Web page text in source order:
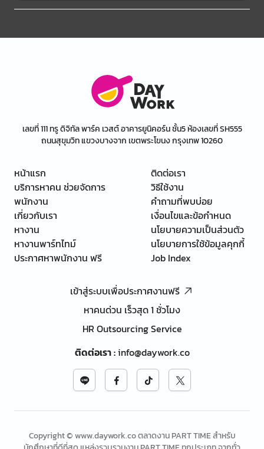
เลขที่ 111 ทรู ดิจิทัล พาร์ค เวสต์ อาคารยูนิคอร์น ชั้น5 ห้องเลขที่ SH555
ถนนสุขุมวิท แขวงบางจาก เขตพระโขนง กรุงเทพ 10260
หน้าแรก
บริการหาคน ช่วยจัดการ
พนักงาน
เกี่ยวกับเรา
หางาน
หางานพาร์ทไทม์
ประกาศหาพนักงาน ฟรี
ติดต่อเรา
วิธีใช้งาน
คำถามที่พบบ่อย
เงื่อนไขและข้อกำหนด
นโยบายความเป็นส่วนตัว
นโยบายการใช้ข้อมูลคุกกี้
Job Index
เข้าสู่ระบบเพื่อประกาศงานฟรี
หาคนด่วน เร็วสุด 1 ชั่วโมง
HR Outsourcing Service
ติดต่อเรา:info@daywork.co
Copyright © www.daywork.co ตลาดงาน PART TIME สำหรับ